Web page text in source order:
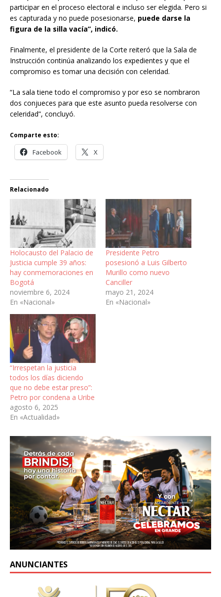
participar en el proceso electoral e incluso ser elegida. Pero si
es capturada y no puede posesionarse, puede darse la
figura de la silla vacía”, indicó.
Finalmente, el presidente de la Corte reiteró que la Sala de
Instrucción continúa analizando los expedientes y que el
compromiso es tomar una decisión con celeridad.
“La sala tiene todo el compromiso y por eso se nombraron
dos conjueces para que este asunto pueda resolverse con
celeridad”, concluyó.
Comparte esto:
Facebook X
Relacionado
Holocausto del Palacio de
Justicia cumple 39 años:
hay conmemoraciones en
Bogotá
noviembre 6, 2024
En «Nacional»
Presidente Petro
posesionó a Luis Gilberto
Murillo como nuevo
Canciller
mayo 21, 2024
En «Nacional»
“Irrespetan la justicia
todos los días diciendo
que no debe estar preso”:
Petro por condena a Uribe
agosto 6, 2025
En «Actualidad»
ANUNCIANTES